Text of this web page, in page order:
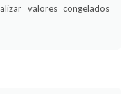
valores congelados